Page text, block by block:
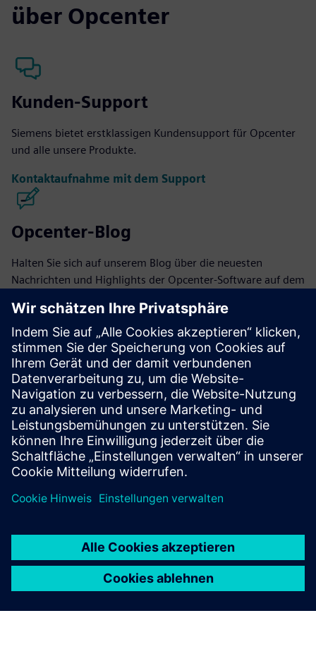
über Opcenter
Kunden-Support
Siemens bietet erstklassigen Kundensupport für Opcenter
und alle unsere Produkte.
Kontaktaufnahme mit dem Support
Opcenter-Blog
Halten Sie sich auf unserem Blog über die neuesten
Nachrichten und Highlights der Opcenter-Software auf dem
Zum Blog
Opcenter-Community
Nehmen Sie an der Unterhaltung teil oder erhalten Sie
Antworten auf all Ihre Fragen zur Opcenter-Software.
Community besuchen